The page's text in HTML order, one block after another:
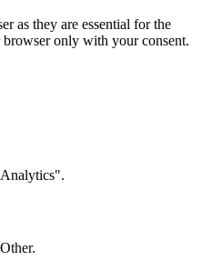
as they are essential for the
only with your consent.